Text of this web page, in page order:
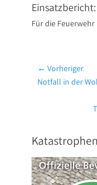
Einsatzbericht:
Für die
← Vorheriger
Vorheriger
Notfall in der